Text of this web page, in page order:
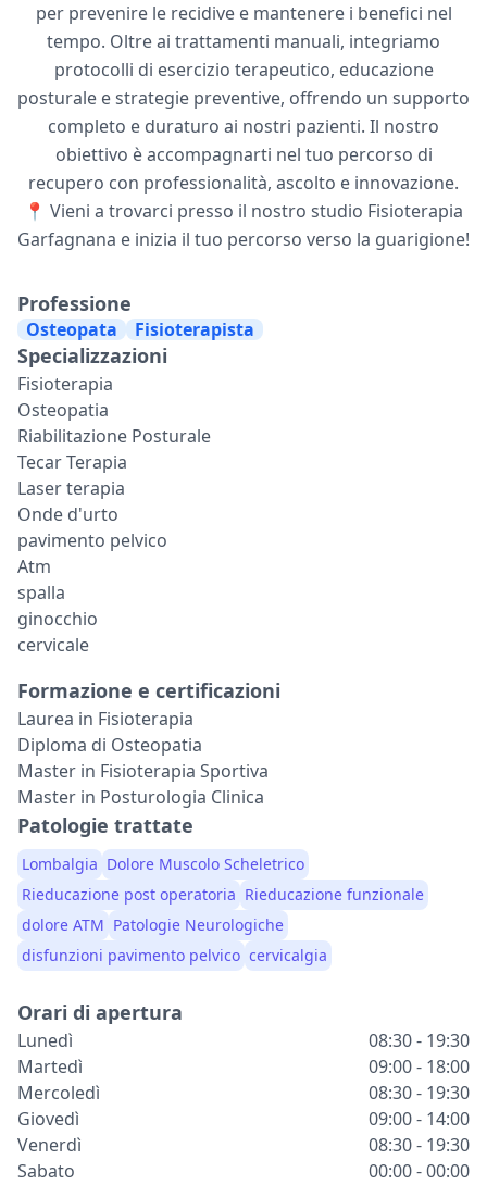
per prevenire le recidive e mantenere i benefici nel
tempo. Oltre ai trattamenti manuali, integriamo
protocolli di esercizio terapeutico, educazione
posturale e strategie preventive, offrendo un supporto
completo e duraturo ai nostri pazienti. Il nostro
obiettivo è accompagnarti nel tuo percorso di
recupero con professionalità, ascolto e innovazione.
📍 Vieni a trovarci presso il nostro studio Fisioterapia
Garfagnana e inizia il tuo percorso verso la guarigione!
Professione
Osteopata Fisioterapista
Specializzazioni
Fisioterapia
Osteopatia
Riabilitazione Posturale
Tecar Terapia
Laser terapia
Onde d'urto
pavimento pelvico
Atm
spalla
ginocchio
cervicale
Formazione e certificazioni
Laurea in Fisioterapia
Diploma di Osteopatia
Master in Fisioterapia Sportiva
Master in Posturologia Clinica
Patologie trattate
Lombalgia Dolore Muscolo Scheletrico
Rieducazione post operatoria Rieducazione funzionale
dolore ATM Patologie Neurologiche
disfunzioni pavimento pelvico cervicalgia
Orari di apertura
Lunedì
08:30 - 19:30
Martedì
09:00 - 18:00
Mercoledì
08:30 - 19:30
Giovedì
09:00 - 14:00
Venerdì
08:30 - 19:30
Sabato
00:00 - 00:00